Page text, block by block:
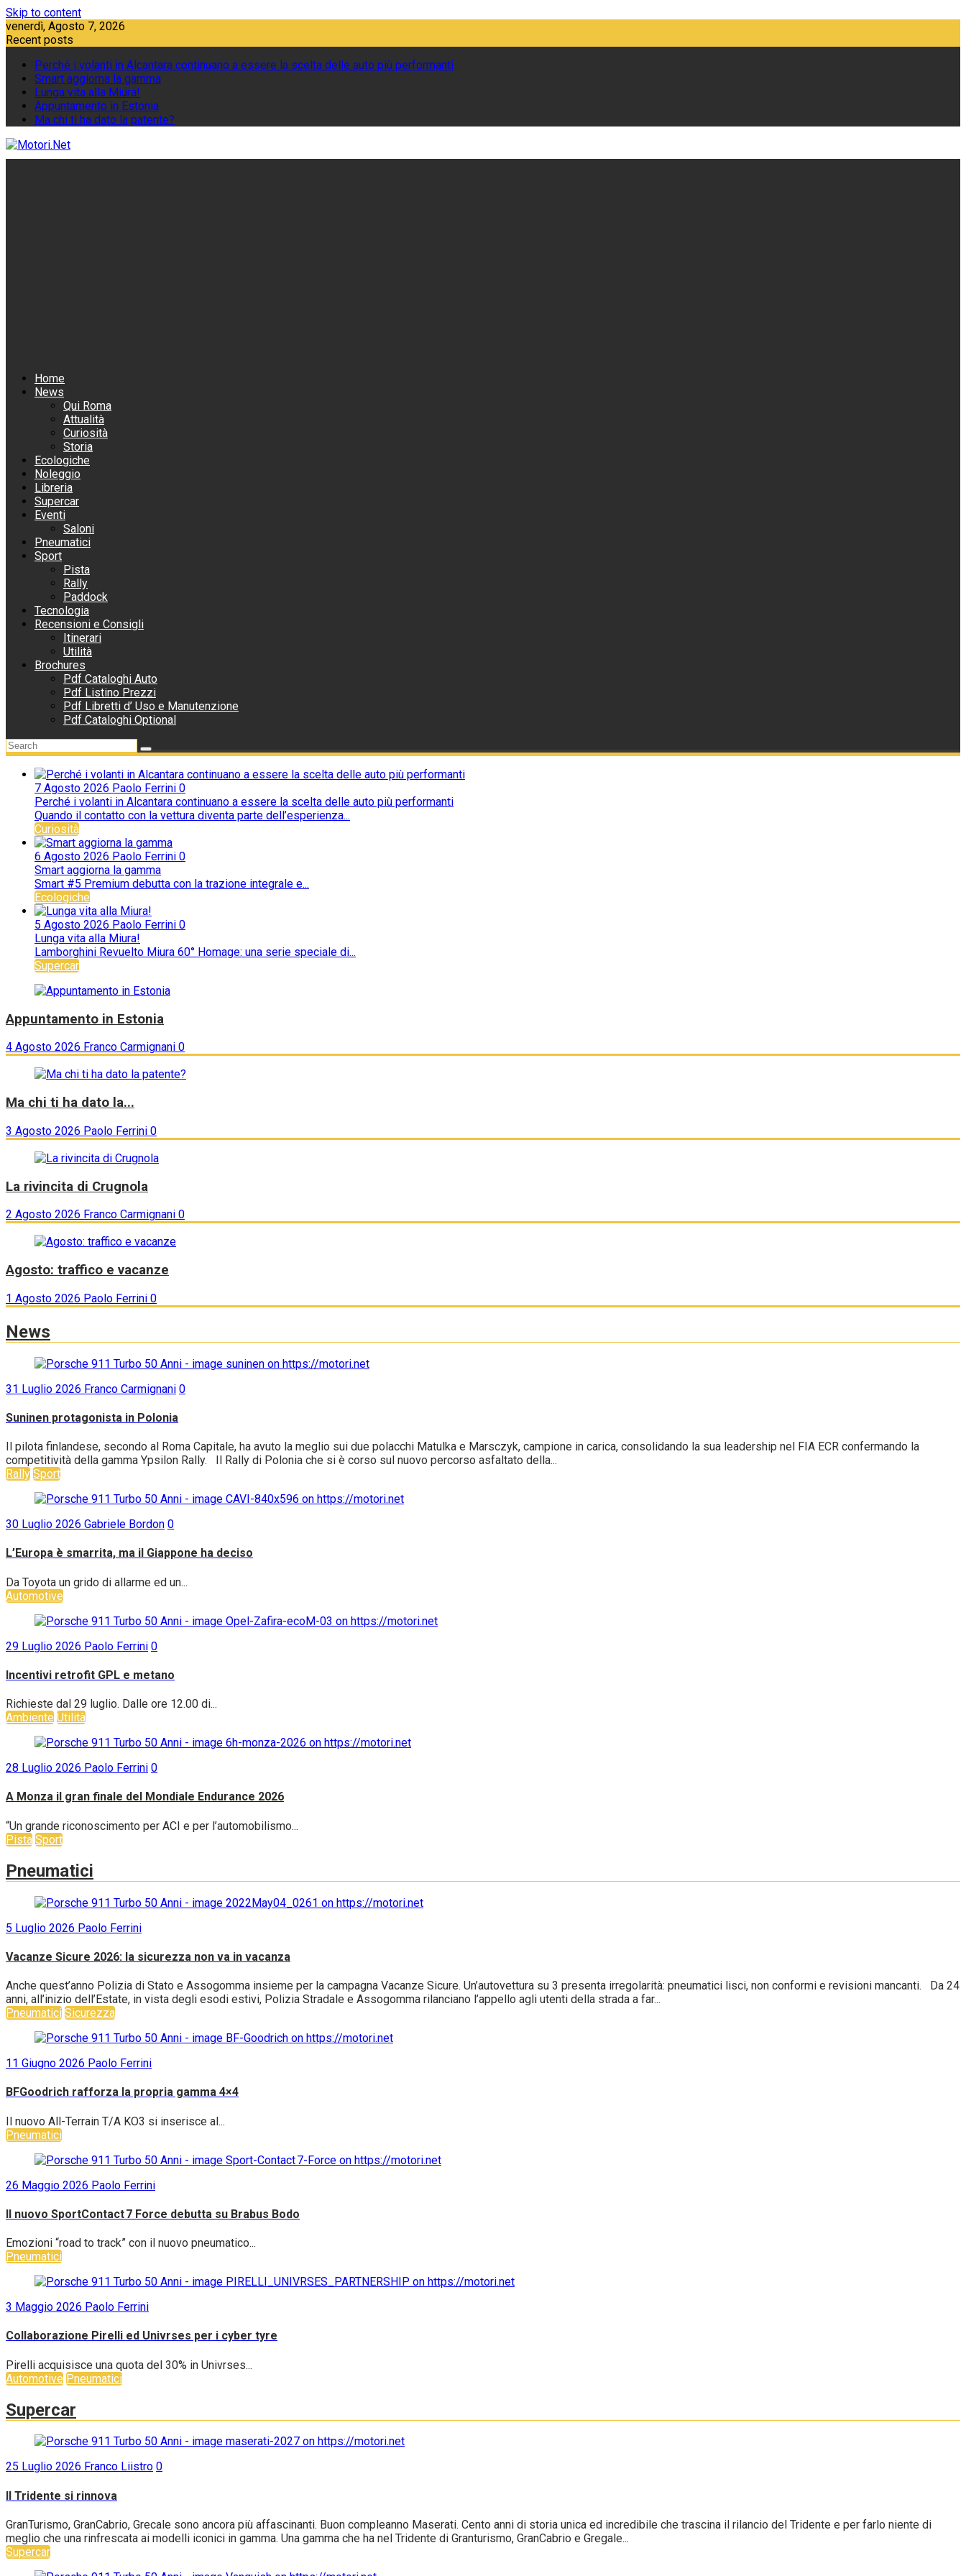
Skip to content
venerdì, Agosto 7, 2026
Recent posts
Perché i volanti in Alcantara continuano a essere la scelta delle auto più performanti
Smart aggiorna la gamma
Lunga vita alla Miura!
Appuntamento in Estonia
Ma chi ti ha dato la patente?
Home
News
Qui Roma
Attualità
Curiosità
Storia
Ecologiche
Noleggio
Libreria
Supercar
Eventi
Saloni
Pneumatici
Sport
Pista
Rally
Paddock
Tecnologia
Recensioni e Consigli
Itinerari
Utilità
Brochures
Pdf Cataloghi Auto
Pdf Listino Prezzi
Pdf Libretti d’ Uso e Manutenzione
Pdf Cataloghi Optional
7 Agosto 2026 Paolo Ferrini 0
Perché i volanti in Alcantara continuano a essere la scelta delle auto più performanti
Quando il contatto con la vettura diventa parte dell’esperienza...
Curiosità
6 Agosto 2026 Paolo Ferrini 0
Smart aggiorna la gamma
Smart #5 Premium debutta con la trazione integrale e...
Ecologiche
5 Agosto 2026 Paolo Ferrini 0
Lunga vita alla Miura!
Lamborghini Revuelto Miura 60° Homage: una serie speciale di...
Supercar
Appuntamento in Estonia
4 Agosto 2026 Franco Carmignani 0
Ma chi ti ha dato la...
3 Agosto 2026 Paolo Ferrini 0
La rivincita di Crugnola
2 Agosto 2026 Franco Carmignani 0
Agosto: traffico e vacanze
1 Agosto 2026 Paolo Ferrini 0
News
31 Luglio 2026 Franco Carmignani 0
Suninen protagonista in Polonia
Il pilota finlandese, secondo al Roma Capitale, ha avuto la meglio sui due polacchi Matulka e Marsczyk, campione in carica, consolidando la sua leadership nel FIA ECR confermando la
competitività della gamma Ypsilon Rally. Il Rally di Polonia che si è corso sul nuovo percorso asfaltato della...
Rally Sport
30 Luglio 2026 Gabriele Bordon 0
L’Europa è smarrita, ma il Giappone ha deciso
Da Toyota un grido di allarme ed un...
Automotive
29 Luglio 2026 Paolo Ferrini 0
Incentivi retrofit GPL e metano
Richieste dal 29 luglio. Dalle ore 12.00 di...
Ambiente Utilità
28 Luglio 2026 Paolo Ferrini 0
A Monza il gran finale del Mondiale Endurance 2026
“Un grande riconoscimento per ACI e per l’automobilismo...
Pista Sport
Pneumatici
5 Luglio 2026 Paolo Ferrini
Vacanze Sicure 2026: la sicurezza non va in vacanza
Anche quest’anno Polizia di Stato e Assogomma insieme per la campagna Vacanze Sicure. Un’autovettura su 3 presenta irregolarità: pneumatici lisci, non conformi e revisioni mancanti. Da 24
anni, all’inizio dell’Estate, in vista degli esodi estivi, Polizia Stradale e Assogomma rilanciano l’appello agli utenti della strada a far...
Pneumatici Sicurezza
11 Giugno 2026 Paolo Ferrini
BFGoodrich rafforza la propria gamma 4×4
Il nuovo All-Terrain T/A KO3 si inserisce al...
Pneumatici
26 Maggio 2026 Paolo Ferrini
Il nuovo SportContact 7 Force debutta su Brabus Bodo
Emozioni “road to track” con il nuovo pneumatico...
Pneumatici
3 Maggio 2026 Paolo Ferrini
Collaborazione Pirelli ed Univrses per i cyber tyre
Pirelli acquisisce una quota del 30% in Univrses...
Automotive Pneumatici
Supercar
25 Luglio 2026 Franco Liistro 0
Il Tridente si rinnova
GranTurismo, GranCabrio, Grecale sono ancora più affascinanti. Buon compleanno Maserati. Cento anni di storia unica ed incredibile che trascina il rilancio del Tridente e per farlo niente di
meglio che una rinfrescata ai modelli iconici in gamma. Una gamma che ha nel Tridente di Granturismo, GranCabrio e Gregale...
Supercar